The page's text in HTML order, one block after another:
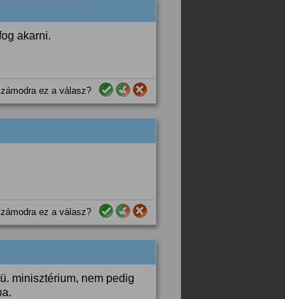
akarni.
ez a válasz?
ez a válasz?
minisztérium, nem pedig